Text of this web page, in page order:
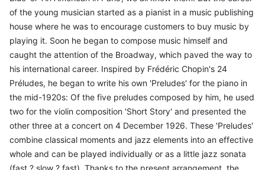
of the young musician started as a pianist in a music publishing
house where he was to encourage customers to buy music by
playing it. Soon he began to compose music himself and
caught the attention of the Broadway, which paved the way to
his international career. Inspired by Frédéric Chopin's 24
Préludes, he began to write his own 'Preludes' for the piano in
the mid-1920s: Of the five preludes composed by him, he used
two for the violin composition 'Short Story' and presented the
other three at a concert on 4 December 1926. These 'Preludes'
combine classical moments and jazz elements into an effective
whole and can be played individually or as a little jazz sonata